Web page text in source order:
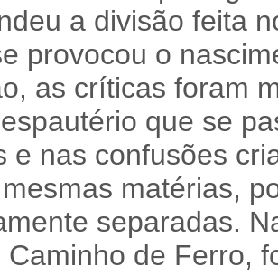
a divisão feita
provocou o
as críticas foram
que se
e nas confusões
matérias,
separadas.
Caminho de Ferro,